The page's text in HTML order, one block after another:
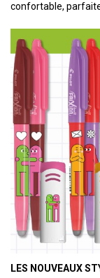
confortable,
LES NOUVEAUX